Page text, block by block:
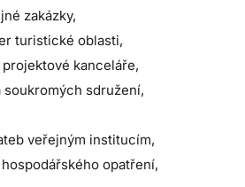
zakázky,
turistické oblasti,
kanceláře,
sdružení,
veřejným institucím,
opatření,